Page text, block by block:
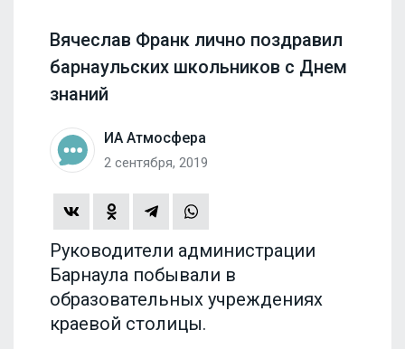
Вячеслав Франк лично поздравил
барнаульских школьников с Днем
знаний
ИА Атмосфера
2 сентября, 2019
Руководители администрации
Барнаула побывали в
образовательных учреждениях
краевой столицы.